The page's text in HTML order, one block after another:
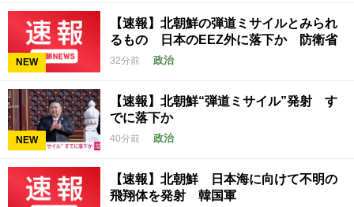
NEW
【速報】北朝鮮の弾道ミサイルとみられ
るもの 日本のEEZ外に落下か 防衛省
32分前 政治
NEW
【速報】北朝鮮“弾道ミサイル”発射 す
でに落下か
40分前 政治
【速報】北朝鮮 日本海に向けて不明の
飛翔体を発射 韓国軍